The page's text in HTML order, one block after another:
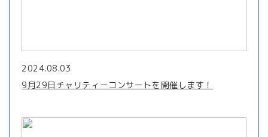
2024.08.03
9月29日チャリティーコンサートを開催します！